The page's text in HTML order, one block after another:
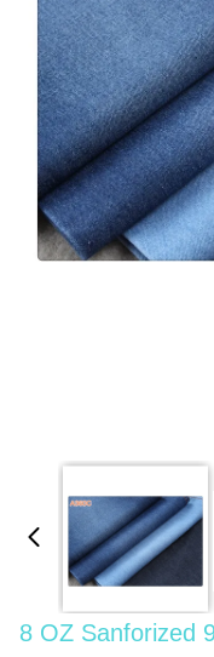
8 OZ Sanforized